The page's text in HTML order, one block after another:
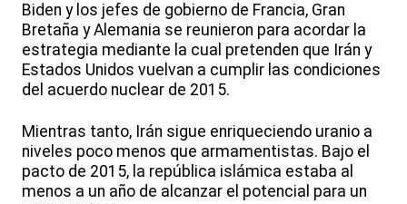
Biden y los jefes de gobierno de Francia, Gran
Bretaña y Alemania se reunieron para acordar la
estrategia mediante la cual pretenden que Irán y
Estados Unidos vuelvan a cumplir las condiciones
del acuerdo nuclear de 2015.
Mientras tanto, Irán sigue enriqueciendo uranio a
niveles poco menos que armamentistas. Bajo el
pacto de 2015, la república islámica estaba al
menos a un año de alcanzar el potencial para un